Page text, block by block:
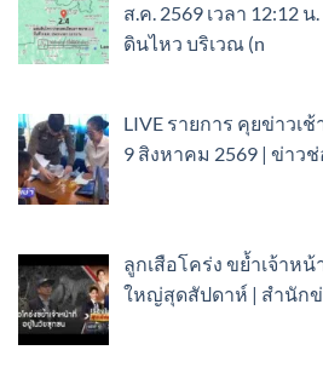
ส.ค. 2569 เวลา 12:12
ดินไหว บริเวณ (n
LIVE รายการ คุยข่าวเ
9 สิงหาคม 2569 | ข่าวช่
ลูกเสือโคร่ง ขย้ำเจ้าห
ใหญ่สุดสัปดาห์ | สำนัก